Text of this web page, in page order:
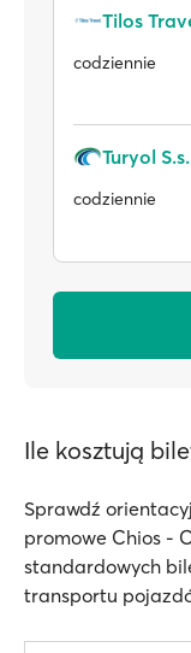
Tilos
codziennie
Turyol S.s.
codziennie
Ile kosztują
Sprawdź
promowe Chios -
standardowych
transportu